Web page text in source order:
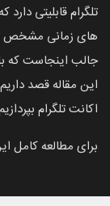
تلگرام قابلیتی
های زمانی مشخص
جالب اینجاست که
این مقاله قصد
اکانت تلگرام
برای مطالعه کامل